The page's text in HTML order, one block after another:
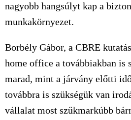
nagyobb hangsúlyt kap a
munkakörnyezet.
Borbély Gábor, a CBRE
home office a továbbiakban is
marad, mint a járvány előtti
továbbra is szükségük van
vállalat most szűkmarkúbb